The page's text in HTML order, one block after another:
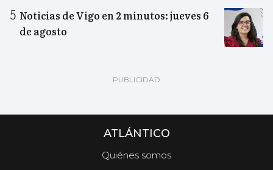
Noticias de Vigo en 2 minutos: jueves 6
de agosto
ATLÁNTICO
Quiénes somos